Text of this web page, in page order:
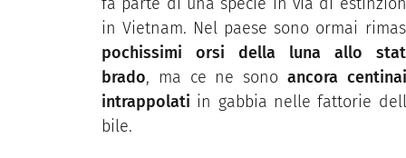
in Vietnam. Nel paese sono ormai
pochissimi orsi della luna allo
brado, ma ce ne sono ancora
intrappolati in gabbia nelle fattorie
bile.